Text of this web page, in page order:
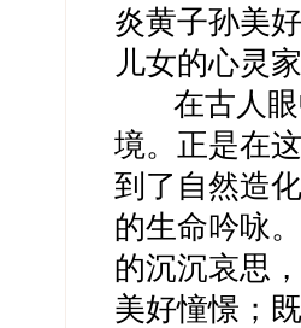
炎黄子孙美
儿女的心灵
在古人眼
境。正是在
到了自然造
的生命吟咏
的沉沉哀思
美好憧憬；